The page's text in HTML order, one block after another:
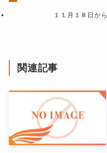
１１月１８日か
関連記事